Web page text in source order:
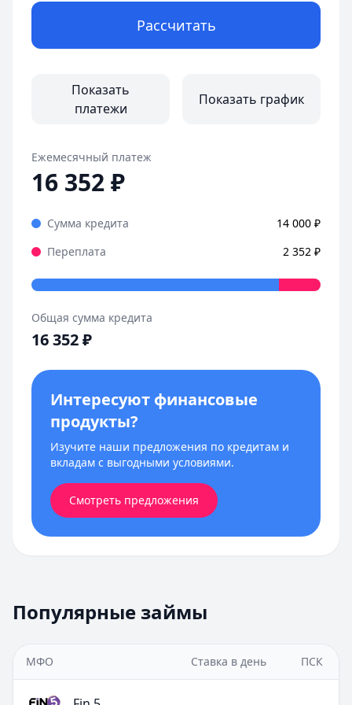
Рассчитать
Показать
платежи
Показать график
Ежемесячный платеж
16 352₽
Сумма кредита 14 000 ₽
Переплата
2 352 ₽
Общая сумма кредита
16 352₽
Интересуют финансовые
продукты?
Изучите наши предложения по кредитам и
вкладам с выгодными условиями.
Смотреть предложения
Популярные займы
МФО Ставка в день ПСК